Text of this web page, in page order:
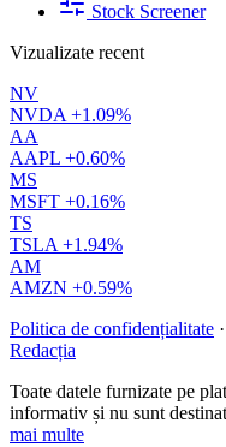
Stock Screener
Vizualizate recent
NV
NVDA +1.09%
AA
AAPL +0.60%
MS
MSFT +0.16%
TS
TSLA +1.94%
AM
AMZN +0.59%
Politica de confidențialitate ·
Redacția
Toate datele furnizate pe
informativ și nu sunt
mai multe